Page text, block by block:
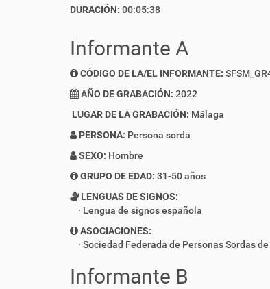
DURACIÓN: 00:05:38
Informante A
CÓDIGO DE LA/EL INFORMANTE:
AÑO DE GRABACIÓN: 2022
LUGAR DE LA GRABACIÓN: Málaga
PERSONA: Persona sorda
SEXO: Hombre
GRUPO DE EDAD: 31-50 años
LENGUAS DE SIGNOS:
Lengua de signos española
ASOCIACIONES:
Sociedad Federada de Personas Sordas
Informante B